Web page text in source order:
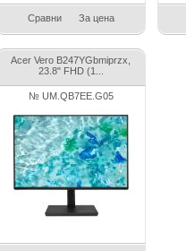
Сравни За цена
Acer Vero B247YGbmiprzx,
23.8" FHD (1...
№ UM.QB7EE.G05